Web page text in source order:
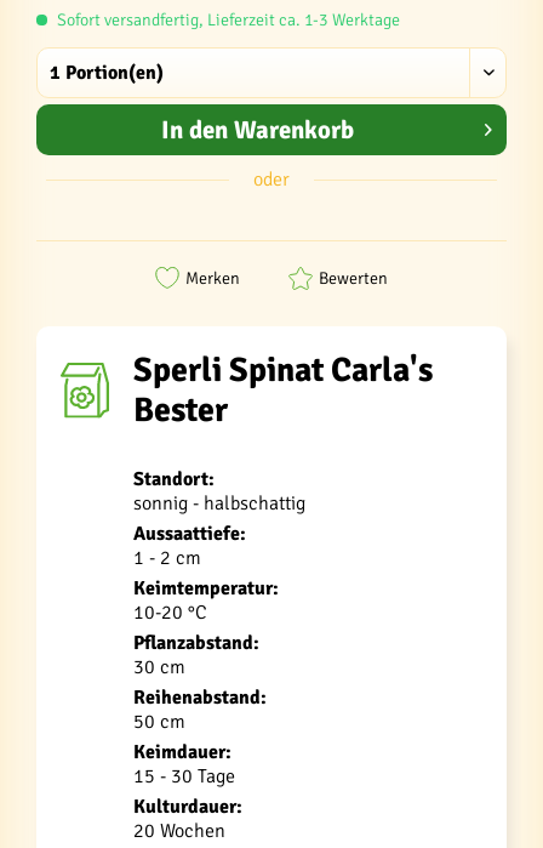
Sofort versandfertig, Lieferzeit ca. 1-3 Werktage
In den Warenkorb
oder
Merken Bewerten
Sperli Spinat Carla's
Bester
Standort:
sonnig - halbschattig
Aussaattiefe:
1 - 2 cm
Keimtemperatur:
10-20 °C
Pflanzabstand:
30 cm
Reihenabstand:
50 cm
Keimdauer:
15 - 30 Tage
Kulturdauer:
20 Wochen